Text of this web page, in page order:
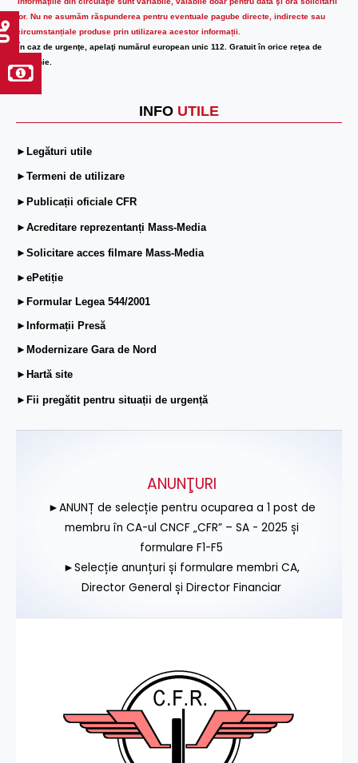
lor. Nu ne asumăm răspunderea pentru eventuale pagube directe, indirecte sau
circumstanțiale produse prin utilizarea acestor informații.
În caz de urgenţe, apelaţi numărul european unic 112. Gratuit în orice reţea de
telefonie.
INFO UTILE
►Legături utile
►Termeni de utilizare
►Publicații oficiale CFR
►Acreditare reprezentanți Mass-Media
►Solicitare acces filmare Mass-Media
►ePetiție
►Formular Legea 544/2001
►Informații Presă
►Modernizare Gara de Nord
►Hartă site
►Fii pregătit pentru situații de urgență
ANUNŢURI
►ANUNȚ de selecție pentru ocuparea a 1 post de
membru în CA-ul CNCF „CFR” – SA - 2025 și
formulare F1-F5
►Selecție anunțuri și formulare membri CA,
Director General și Director Financiar